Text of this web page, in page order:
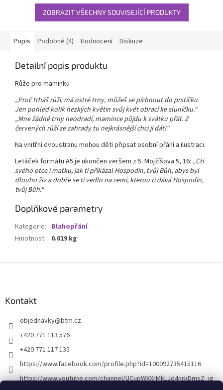
ZOBRAZIT VŠECHNY SOUVISEJÍCÍ PRODUKTY
Popis Podobné (4) Hodnocení Diskuze
Detailní popis produktu
Růže pro maminku
„Proč trháš růži, má ostré trny, můžeš se píchnout do prstíčku.
Jen pohleď kolik hezkých květin svůj květ obrací ke sluníčku.“
„Mne žádné trny neodradí, mamince půjdu k svátku přát. Z
červených růží ze zahrady tu nejkrásnější chci ji dát!“
Na vnitřní dvoustranu mohou děti připsat osobní přání a ilustraci.
Letáček formátu A5 je ukončen veršem z 5. Mojžíšova 5, 16: „Cti
svého otce i matku, jak ti přikázal Hospodin, tvůj Bůh, abys byl
dlouho živ a dobře se ti vedlo na zemi, kterou ti dává Hospodin,
tvůj Bůh.“
Doplňkové parametry
Kategorie: Blahopřání
Hmotnost: 0.019 kg
Kontakt
objednavky@btm.cz
+420 771 113 576
+420 771 117 135
https://www.facebook.com/profile.php?id=100092735415116
https://www.youtube.com/channel/UCupWXXrMkLJd4nrkDmsZ_ig